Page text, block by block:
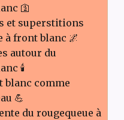
🛐
et superstitions
à front blanc 🌌
autour du
🕯️
blanc comme
💪
du rougequeue à